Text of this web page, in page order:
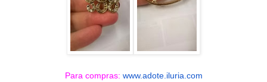
Para compras: www.adote.iluria.com